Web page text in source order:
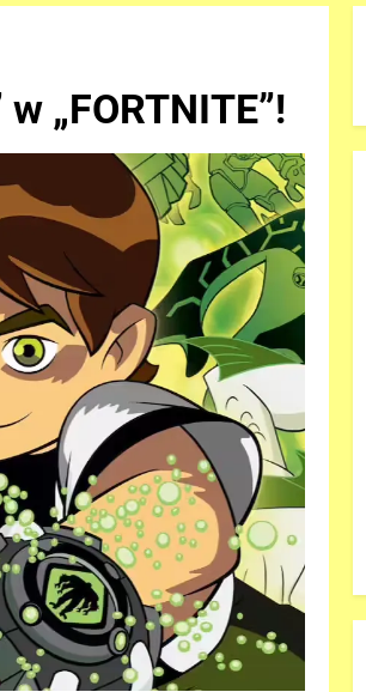
„FORTNITE”!